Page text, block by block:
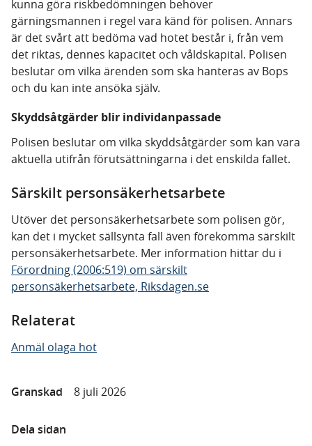
kunna göra riskbedömningen behöver
gärningsmannen i regel vara känd för polisen. Annars
är det svårt att bedöma vad hotet består i, från vem
det riktas, dennes kapacitet och våldskapital. Polisen
beslutar om vilka ärenden som ska hanteras av Bops
och du kan inte ansöka själv.
Skyddsåtgärder blir individanpassade
Polisen beslutar om vilka skyddsåtgärder som kan vara
aktuella utifrån förutsättningarna i det enskilda fallet.
Särskilt personsäkerhetsarbete
Utöver det personsäkerhetsarbete som polisen gör,
kan det i mycket sällsynta fall även förekomma särskilt
personsäkerhetsarbete. Mer information hittar du i
Förordning (2006:519) om särskilt
personsäkerhetsarbete, Riksdagen.se
Relaterat
Anmäl olaga hot
Granskad 8 juli 2026
Dela sidan